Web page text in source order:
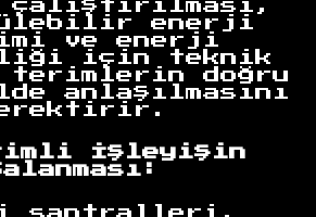
enerji
ve enerji
için teknik
doğru
anlaşılmasını
İşleyişin
santralleri,